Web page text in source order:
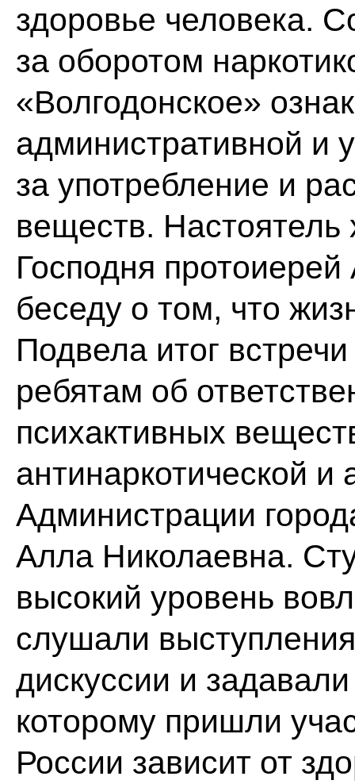
здоровье человека.
за оборотом
«Волгодонское»
административной и
за употребление и
веществ.
Господня
беседу о том, что
Подвела итог
ребятам об
психактивных
антинаркотической и
Администрации
Алла Николаевна.
высокий уровень
слушали
дискуссии и
которому пришли
России зависит от